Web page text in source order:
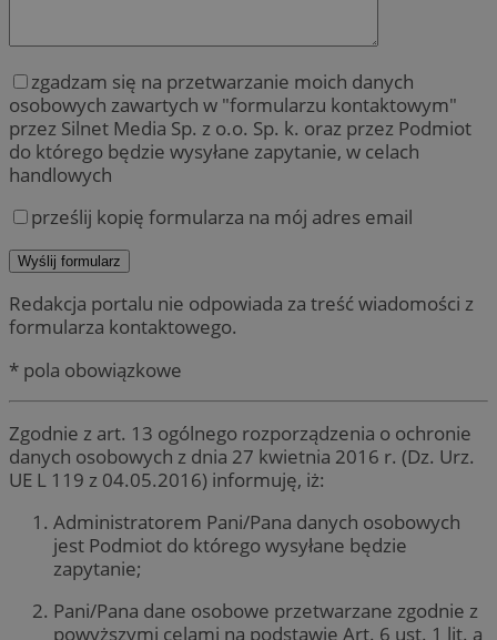
zgadzam się na przetwarzanie moich danych
osobowych zawartych w "formularzu kontaktowym"
przez Silnet Media Sp. z o.o. Sp. k. oraz przez Podmiot
do którego będzie wysyłane zapytanie, w celach
handlowych
prześlij kopię formularza na mój adres email
Redakcja portalu nie odpowiada za treść wiadomości z
formularza kontaktowego.
* pola obowiązkowe
Zgodnie z art. 13 ogólnego rozporządzenia o ochronie
danych osobowych z dnia 27 kwietnia 2016 r. (Dz. Urz.
UE L 119 z 04.05.2016) informuję, iż:
Administratorem Pani/Pana danych osobowych
jest Podmiot do którego wysyłane będzie
zapytanie;
Pani/Pana dane osobowe przetwarzane zgodnie z
powyższymi celami na podstawie Art. 6 ust. 1 lit. a